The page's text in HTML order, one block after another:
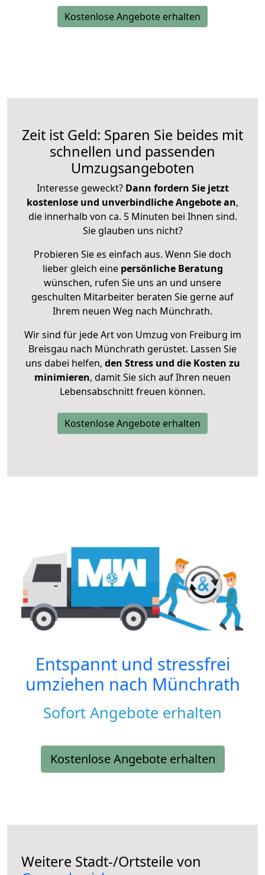
Kostenlose Angebote erhalten
Zeit ist Geld: Sparen Sie beides mit
schnellen und passenden
Umzugsangeboten
Interesse geweckt? Dann fordern Sie jetzt
kostenlose und unverbindliche Angebote an,
die innerhalb von ca. 5 Minuten bei Ihnen sind.
Sie glauben uns nicht?
Probieren Sie es einfach aus. Wenn Sie doch
lieber gleich eine persönliche Beratung
wünschen, rufen Sie uns an und unsere
geschulten Mitarbeiter beraten Sie gerne auf
Ihrem neuen Weg nach Münchrath.
Wir sind für jede Art von Umzug von Freiburg im
Breisgau nach Münchrath gerüstet. Lassen Sie
uns dabei helfen, den Stress und die Kosten zu
minimieren, damit Sie sich auf Ihren neuen
Lebensabschnitt freuen können.
Kostenlose Angebote erhalten
Entspannt und stressfrei
umziehen nach Münchrath
Sofort Angebote erhalten
Kostenlose Angebote erhalten
Weitere Stadt-/Ortsteile von